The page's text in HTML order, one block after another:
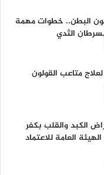
البطن.. خطوات مهمة
الثدي
متاعب القولون
الكبد والقلب بكفر
العامة للاعتماد